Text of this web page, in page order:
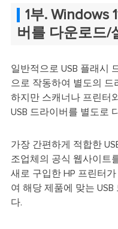
1부. Windows
버를 다운로드/
일반적으로 USB 플래시
으로 작동하여 별도의 드
하지만 스캐너나 프린터
USB 드라이버를 별도로
가장 간편하게 적합한
조업체의 공식 웹사이트
새로 구입한 HP 프린터가
여 해당 제품에 맞는
다.